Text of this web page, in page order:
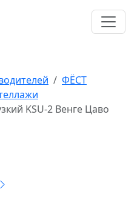
ФЁСТ
KSU-2 Венге Цаво